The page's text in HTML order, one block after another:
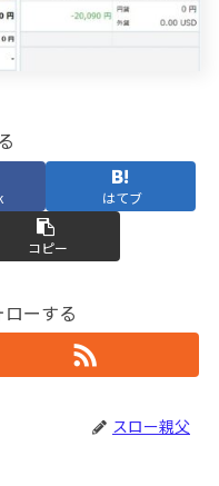
はてブ
コピー
ーする
スロー親父